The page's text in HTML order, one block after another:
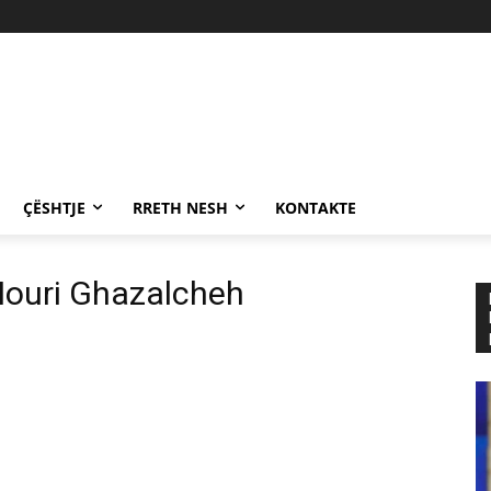
ÇËSHTJE RRETH NESH KONTAKTE
Ghazalcheh